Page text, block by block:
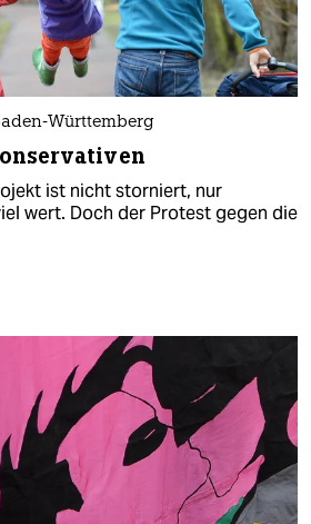
Württemberg
ist nicht storniert, nur
wert. Doch der Protest gegen die